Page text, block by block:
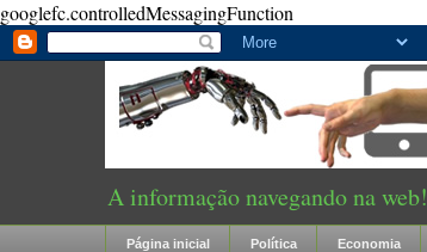
googlefc.controlledMessagingFunction
A informação navegando na web!
Página inicial Política Economia